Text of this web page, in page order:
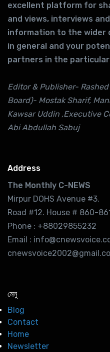
excellent platform for
and views, interviews
information to the wider
in general and your
partners in the
Editor & Publisher-
Board)- Mostak Sharif,
Kawsar Uddin ,Executive
Abi Abdullah Sabuj
Address
The Monthly C-NEWS
Mirpur DOHS Avenue #3.
Road #12. House # 860-
Phone : +88029855232
Email :
মেনু
Blog
Contact
Home
Newsletter